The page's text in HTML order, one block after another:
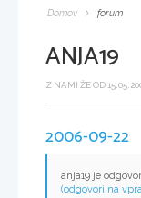
Domov forum
ANJA19
Z NAMI ŽE OD
2006-09-22
anja19 je
(odgovori na